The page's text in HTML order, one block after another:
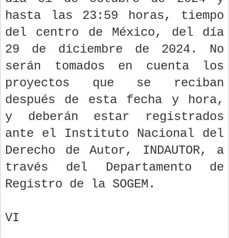
hasta las 23:59 horas, tiempo
del centro de México, del día
29 de diciembre de 2024. No
serán tomados en cuenta los
proyectos que se reciban
después de esta fecha y hora,
y deberán estar registrados
ante el Instituto Nacional del
Derecho de Autor, INDAUTOR, a
través del Departamento de
Registro de la SOGEM.
VI